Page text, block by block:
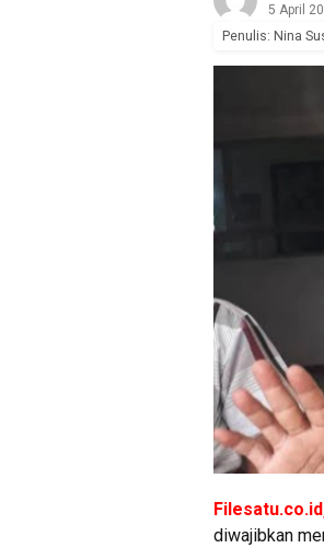
5 April
Penulis: Nina
diwajibkan